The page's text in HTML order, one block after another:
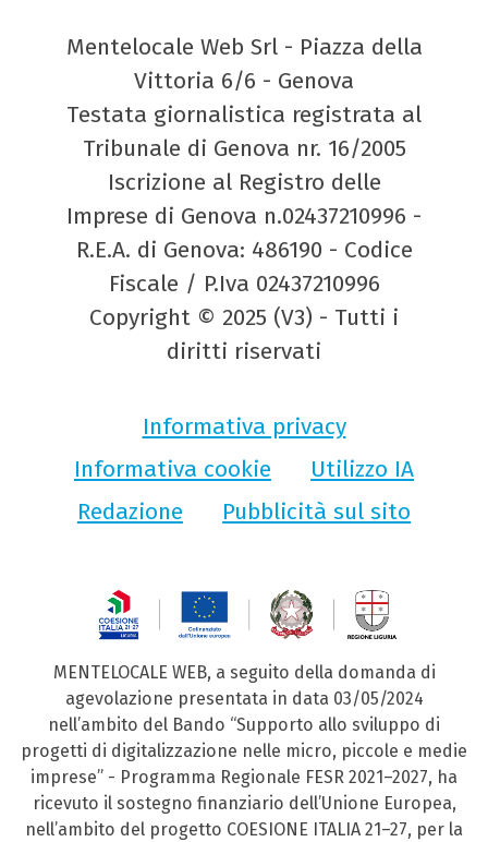
Mentelocale Web Srl - Piazza della
Vittoria 6/6 - Genova
Testata giornalistica registrata al
Tribunale di Genova nr. 16/2005
Iscrizione al Registro delle
Imprese di Genova n.02437210996 -
R.E.A. di Genova: 486190 - Codice
Fiscale / P.Iva 02437210996
Copyright © 2025 (V3) - Tutti i
diritti riservati
Informativa privacy
Informativa cookie
Utilizzo IA
Redazione
Pubblicità sul sito
MENTELOCALE WEB, a seguito della domanda di
agevolazione presentata in data 03/05/2024
nell’ambito del Bando “Supporto allo sviluppo di
progetti di digitalizzazione nelle micro, piccole e medie
imprese” - Programma Regionale FESR 2021–2027, ha
ricevuto il sostegno finanziario dell’Unione Europea,
nell’ambito del progetto COESIONE ITALIA 21–27, per la